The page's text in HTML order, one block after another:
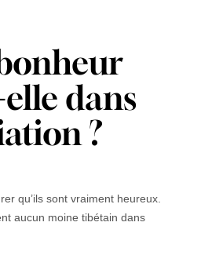
dans
?
qu’ils sont vraiment heureux.
aucun moine tibétain dans